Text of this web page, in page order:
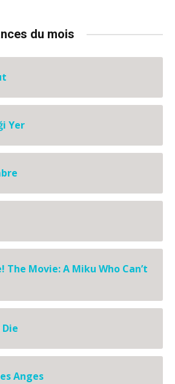
du mois
Yer
Movie: A Miku Who Can’t
Anges